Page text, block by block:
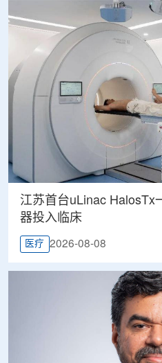
江苏首台uLinac HalosTx
器投入临床
医疗 2026-08-08